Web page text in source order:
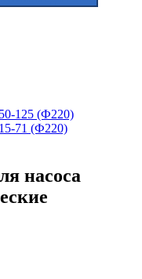
125 (Ф220)
71 (Ф220)
насоса